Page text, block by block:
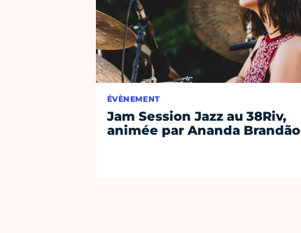
ÉVÈNEMENT
Jam Session Jazz au 38Riv,
animée par Ananda Brandão